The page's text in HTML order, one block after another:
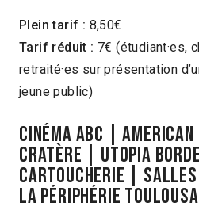
Plein tarif : 8,50€
Tarif réduit : 7€ (étudiant·es,
retraité·es sur présentation
jeune public)
CINÉMA ABC |
CRATÈRE | UTOPIA
CARTOUCHERIE |
LA PÉRIPHÉRIE